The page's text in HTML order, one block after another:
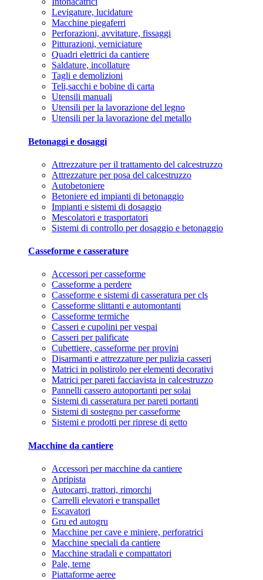
Levigature, lucidature
Macchine piegaferri
Perforazioni, avvitature, fissaggi
Pitturazioni, verniciature
Quadri elettrici da cantiere
Saldature, incollature
Tagli e demolizioni
Teli,sacchi e bobine di carta
Utensili manuali
Utensili per la lavorazione del legno
Utensili per la lavorazione del metallo
Betonaggi e dosaggi
Attrezzature per il trattamento del calcestruzzo
Attrezzature per posa del calcestruzzo
Autobetoniere
Betoniere ed impianti di betonaggio
Impianti e sistemi di dosaggio
Mescolatori e trasportatori
Sistemi di controllo per dosaggio e betonaggio
Casseforme e casserature
Accessori per casseforme
Casseforme a perdere
Casseforme e sistemi di casseratura per cls
Casseforme slittanti e automontanti
Casseforme termiche
Casseri e cupolini per vespai
Casseri per palificate
Cubettiere, casseforme per provini
Disarmanti e attrezzature per pulizia casseri
Matrici in polistirolo per elementi decorativi
Matrici per pareti facciavista in calcestruzzo
Pannelli cassero autoportanti per solai
Sistemi di casseratura per pareti portanti
Sistemi di sostegno per casseforme
Sistemi e prodotti per riprese di getto
Macchine da cantiere
Accessori per macchine da cantiere
Apripista
Autocarri, trattori, rimorchi
Carrelli elevatori e transpallet
Escavatori
Gru ed autogru
Macchine per cave e miniere, perforatrici
Macchine speciali da cantiere
Macchine stradali e compattatori
Pale, terne
Piattaforme aeree